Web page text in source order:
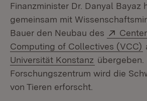
Finanzminister Dr. Danyal Bayaz
gemeinsam mit
Bauer den Neubau des
Extern:
Computing of Collectives (VCC)
Universität Konstanz (Öffnet in
übergeben.
Forschungszentrum wird die
von Tieren erforscht.